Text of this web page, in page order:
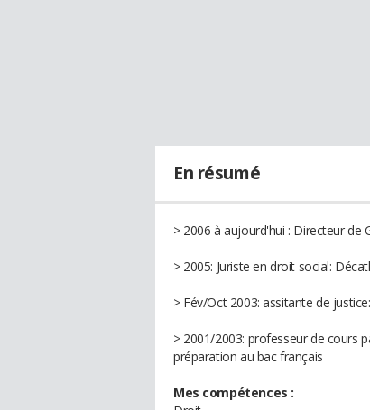
En résumé
> 2006 à aujourd'hui : Directeur de
> 2005: Juriste en droit social:
> Fév/Oct 2003: assitante de
> 2001/2003: professeur de cours
préparation au bac français
Mes compétences :